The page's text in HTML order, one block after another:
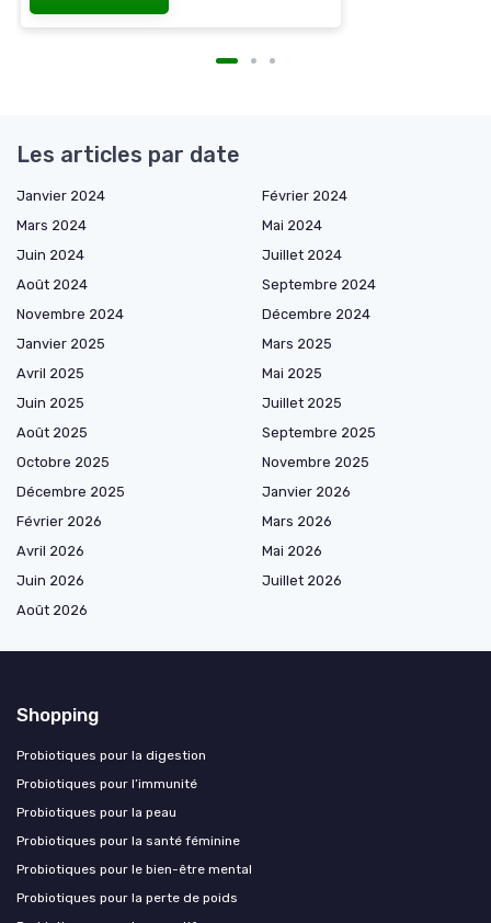
Les articles par date
Janvier 2024
Février 2024
Mars 2024
Mai 2024
Juin 2024
Juillet 2024
Août 2024
Septembre 2024
Novembre 2024
Décembre 2024
Janvier 2025
Mars 2025
Avril 2025
Mai 2025
Juin 2025
Juillet 2025
Août 2025
Septembre 2025
Octobre 2025
Novembre 2025
Décembre 2025
Janvier 2026
Février 2026
Mars 2026
Avril 2026
Mai 2026
Juin 2026
Juillet 2026
Août 2026
Shopping
Probiotiques pour la digestion
Probiotiques pour l’immunité
Probiotiques pour la peau
Probiotiques pour la santé féminine
Probiotiques pour le bien-être mental
Probiotiques pour la perte de poids